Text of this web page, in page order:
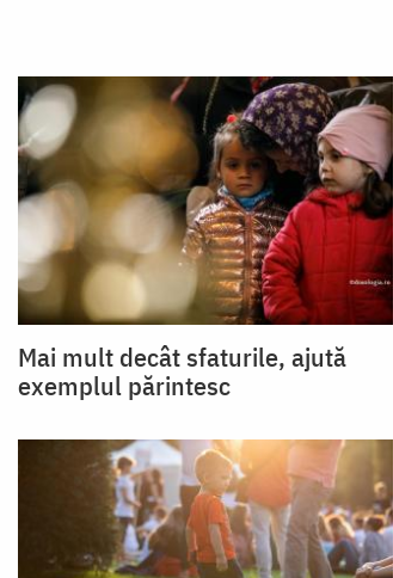
Mai mult decât sfaturile, ajută
exemplul părintesc